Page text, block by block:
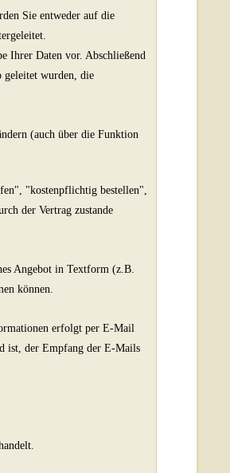
Sie entweder auf die
Ihrer Daten vor. Abschließend
geleitet wurden, die
(auch über die Funktion
"kostenpflichtig bestellen",
der Vertrag zustande
Angebot in Textform (z.B.
können.
erfolgt per E-Mail
ist, der Empfang der E-Mails